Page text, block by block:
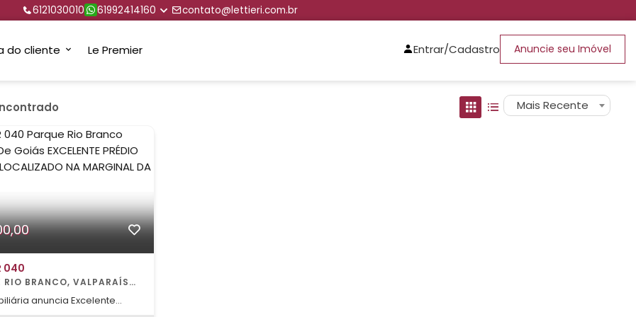
6121030010 61992414160 contato@lettieri.com.br
do cliente Le Premier Entrar/Cadastro Anuncie seu Imóvel
Mais Recente
040
anuncia Excelente